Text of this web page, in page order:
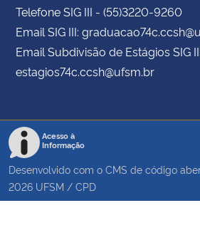
Telefone SIG III - (55)3220-9260
Email SIG III:
Email Subdivisão de Estágios SIG
estagios74c.ccsh@ufsm.br
Acesso à
Informação
Desenvolvido com o CMS de código
2026 UFSM / CPD